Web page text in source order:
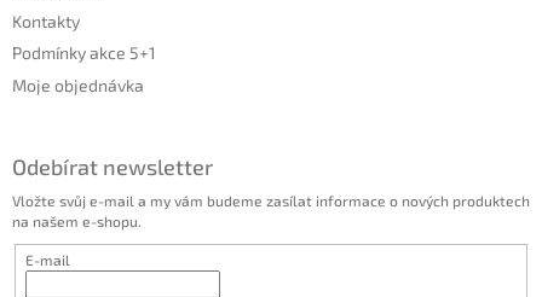
Kontakty
Podmínky akce 5+1
Moje objednávka
Odebírat newsletter
Vložte svůj e-mail a my vám budeme zasílat informace o nových produktech
na našem e-shopu.
E-mail